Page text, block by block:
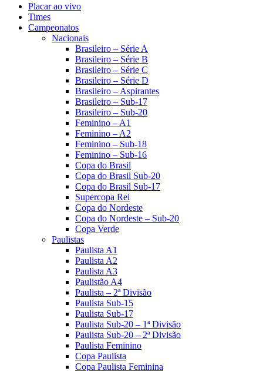
Placar ao vivo
Times
Campeonatos
Nacionais
Brasileiro – Série A
Brasileiro – Série B
Brasileiro – Série C
Brasileiro – Série D
Brasileiro – Aspirantes
Brasileiro – Sub-17
Brasileiro – Sub-20
Feminino – A1
Feminino – A2
Feminino – Sub-18
Feminino – Sub-16
Copa do Brasil
Copa do Brasil Sub-20
Copa do Brasil Sub-17
Supercopa Rei
Copa do Nordeste
Copa do Nordeste – Sub-20
Copa Verde
Paulistas
Paulista A1
Paulista A2
Paulista A3
Paulistão A4
Paulista – 2ª Divisão
Paulista Sub-15
Paulista Sub-17
Paulista Sub-20 – 1ª Divisão
Paulista Sub-20 – 2ª Divisão
Paulista Feminino
Copa Paulista
Copa Paulista Feminina